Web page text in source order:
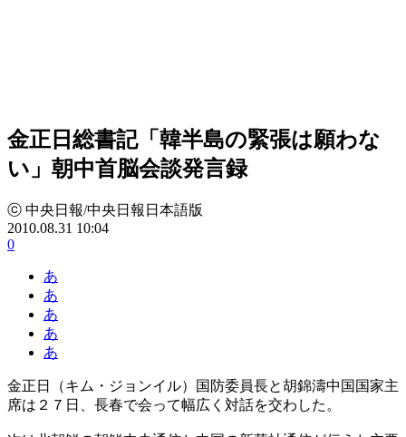
金正日総書記「韓半島の緊張は願わな
い」朝中首脳会談発言録
ⓒ 中央日報/中央日報日本語版
2010.08.31 10:04
0
あ
あ
あ
あ
あ
金正日（キム・ジョンイル）国防委員長と胡錦濤中国国家主
席は２７日、長春で会って幅広く対話を交わした。